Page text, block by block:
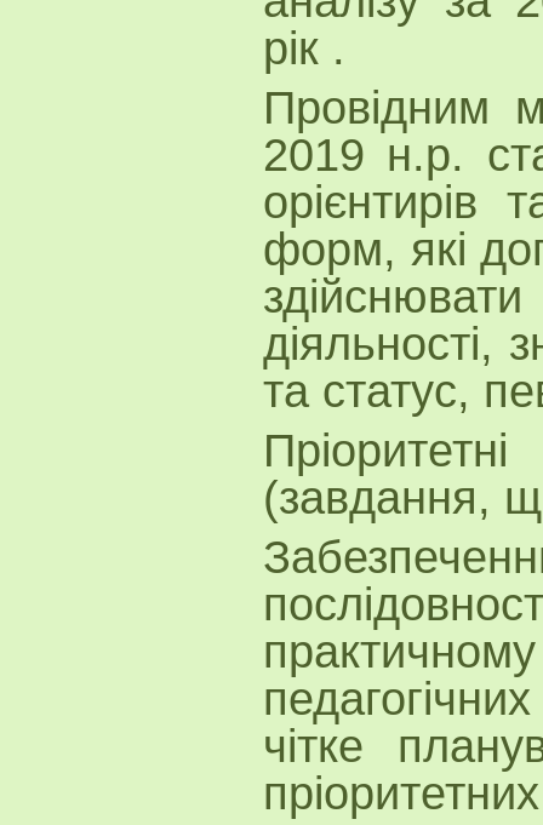
рік .
Провідним
2019 н.р.
орієнтирів
форм, які
діяльності,
та статус,
(завдання,
чітке